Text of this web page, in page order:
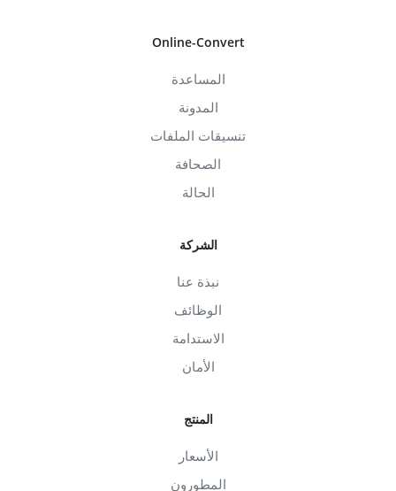
Online-Convert
المساعدة
المدونة
تنسيقات الملفات
الصحافة
الحالة
الشركة
نبذة عنا
الوظائف
الاستدامة
الأمان
المنتج
الأسعار
المطورون